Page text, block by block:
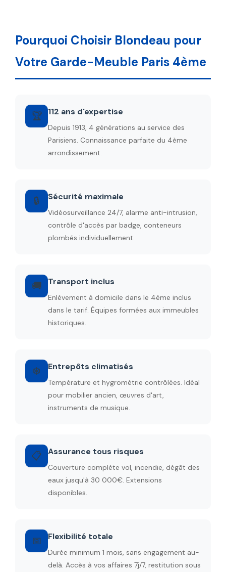
Pourquoi Choisir Blondeau pour
Votre Garde-Meuble Paris 4ème
🏆 112 ans d'expertise
Depuis 1913, 4 générations au service des
Parisiens. Connaissance parfaite du 4ème
arrondissement.
🔒 Sécurité maximale
Vidéosurveillance 24/7, alarme anti-intrusion,
contrôle d'accès par badge, conteneurs
plombés individuellement.
🚚 Transport inclus
Enlèvement à domicile dans le 4ème inclus
dans le tarif. Équipes formées aux immeubles
historiques.
❄️ Entrepôts climatisés
Température et hygrométrie contrôlées. Idéal
pour mobilier ancien, œuvres d'art,
instruments de musique.
📋 Assurance tous risques
Couverture complète vol, incendie, dégât des
eaux jusqu'à 30 000€. Extensions
disponibles.
📅 Flexibilité totale
Durée minimum 1 mois, sans engagement au-
delà. Accès à vos affaires 7j/7, restitution sous